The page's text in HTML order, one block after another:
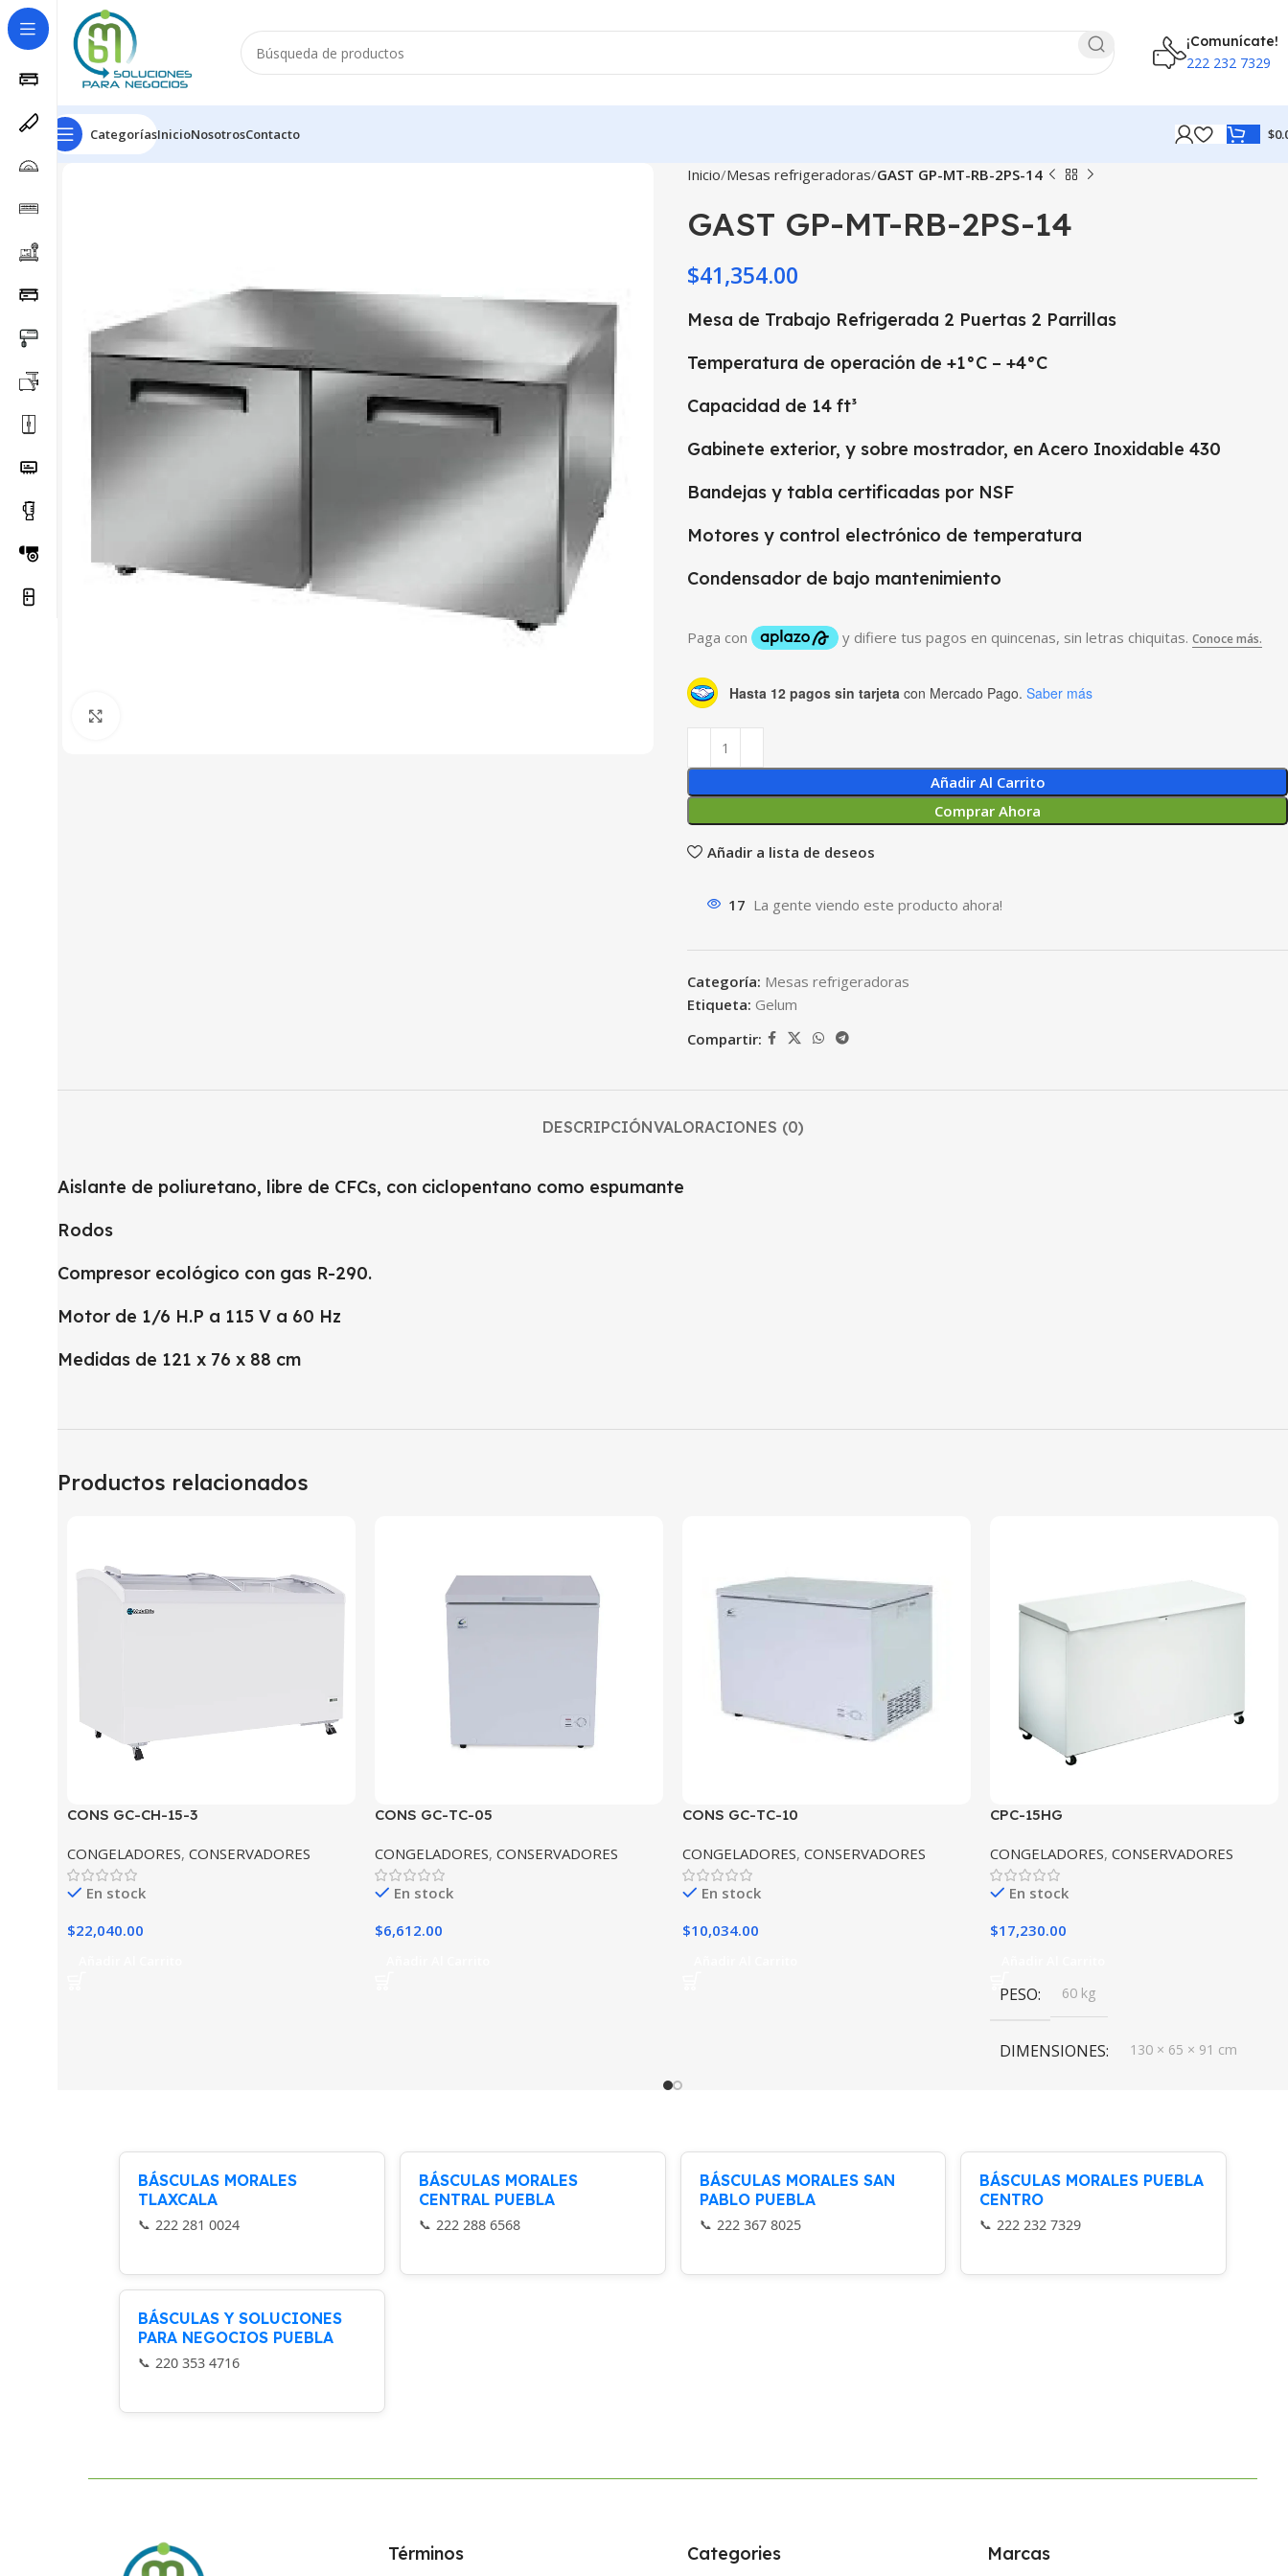
¡Comunícate!
222 232 7329
CategoríasInicioNosotrosContacto $
Inicio Mesas refrigeradoras GAST GP-MT-RB-2PS-14
GAST GP-MT-RB-2PS-14
$41,354.00
Mesa de Trabajo Refrigerada 2 Puertas 2 Parrillas
Temperatura de operación de +1°C – +4°C
Capacidad de 14 ft³
Gabinete exterior, y sobre mostrador, en Acero Inoxidable 430
Bandejas y tabla certificadas por NSF
Motores y control electrónico de temperatura
Condensador de bajo mantenimiento
Hasta 12 pagos sin tarjeta con Mercado Pago. Saber más
Añadir Al Carrito
Comprar Ahora
Añadir a lista de deseos
17 La gente viendo este producto ahora!
Categoría: Mesas refrigeradoras
Etiqueta: Gelum
Compartir:
DESCRIPCIÓNVALORACIONES (0)
Aislante de poliuretano, libre de CFCs, con ciclopentano como espumante
Rodos
Compresor ecológico con gas R-290.
Motor de 1/6 H.P a 115 V a 60 Hz
Medidas de 121 x 76 x 88 cm
Productos relacionados
CONS GC-CH-15-3
CONGELADORES, CONSERVADORES
En stock
$22,040.00
CONS GC-TC-05
CONGELADORES, CONSERVADORES
En stock
$6,612.00
CONS GC-TC-10
CONGELADORES, CONSERVADORES
En stock
$10,034.00
CPC-15HG
CONGELADORES, CONSERVADORES
En stock
$17,230.00
PESO 60 kg
DIMENSIONES 130 × 65 × 91 cm
BÁSCULAS MORALES
TLAXCALA
222 281 0024
BÁSCULAS MORALES
CENTRAL PUEBLA
222 288 6568
BÁSCULAS MORALES SAN
PABLO PUEBLA
222 367 8025
BÁSCULAS MORALES PUEBLA
CENTRO
222 232 7329
BÁSCULAS Y SOLUCIONES
PARA NEGOCIOS PUEBLA
220 353 4716
Términos Categories Marcas